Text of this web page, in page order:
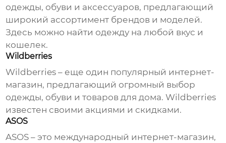
одежды, обуви и аксессуаров, предлагающий
широкий ассортимент брендов и моделей.
Здесь можно найти одежду на любой вкус и
кошелек.
Wildberries
Wildberries – еще один популярный интернет-
магазин, предлагающий огромный выбор
одежды, обуви и товаров для дома. Wildberries
известен своими акциями и скидками.
ASOS
ASOS – это международный интернет-магазин,